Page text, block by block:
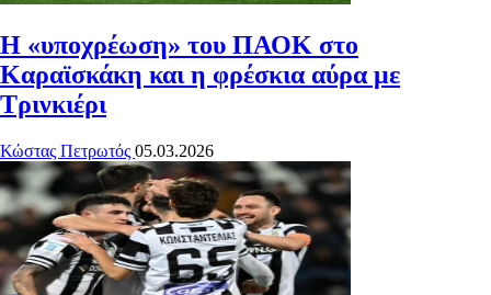
Η «υποχρέωση» του ΠΑΟΚ στο
Καραϊσκάκη και η φρέσκια αύρα με
Τρινκιέρι
Κώστας Πετρωτός 05.03.2026